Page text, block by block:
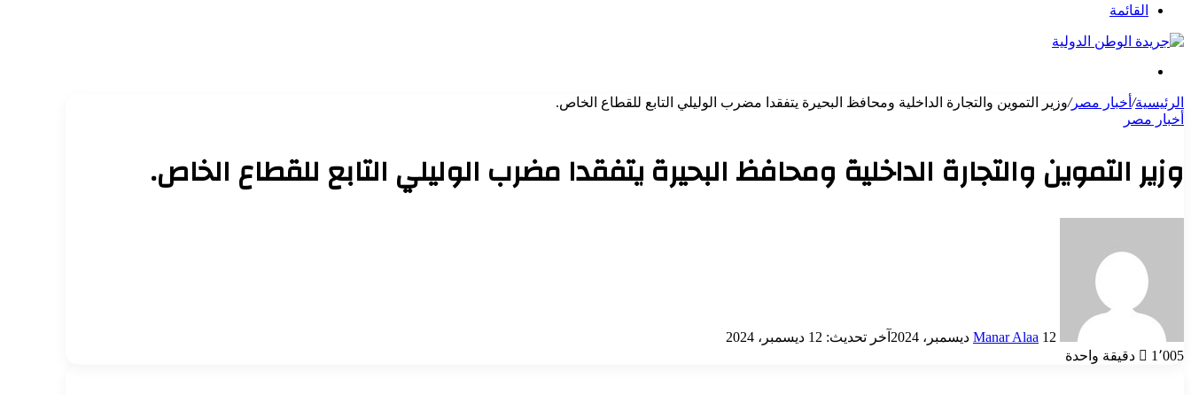
القائمة
الرئيسية/ أخبار مصر/وزير التموين والتجارة الداخلية ومحافظ البحيرة يتفقدا مضرب الوليلي التابع للقطاع الخاص.
أخبار مصر
وزير التموين والتجارة الداخلية ومحافظ البحيرة يتفقدا مضرب الوليلي التابع للقطاع الخاص.
Manar Alaa 12 ديسمبر، 2024
آخر تحديث: 12 ديسمبر، 2024
1٬005
دقيقة واحدة